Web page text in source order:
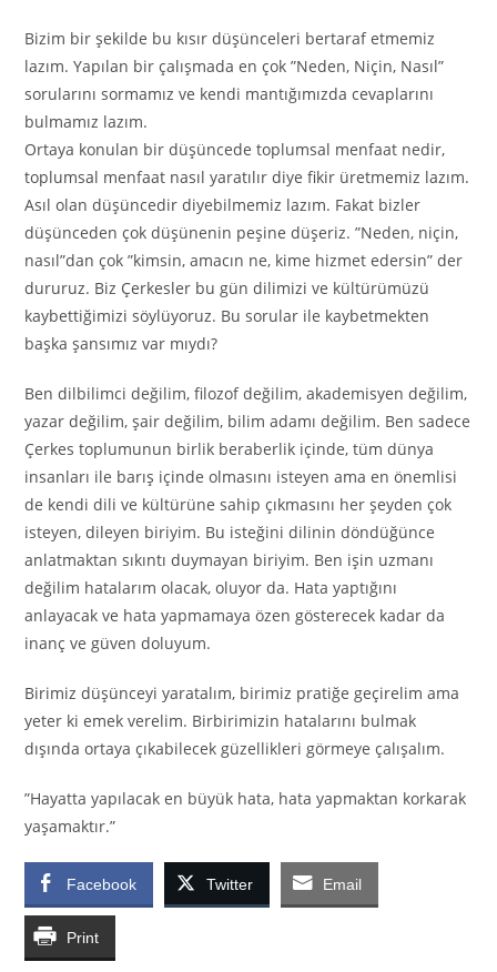
Bizim bir şekilde bu kısır düşünceleri bertaraf etmemiz
lazım. Yapılan bir çalışmada en çok ”Neden, Niçin, Nasıl”
sorularını sormamız ve kendi mantığımızda cevaplarını
bulmamız lazım.
Ortaya konulan bir düşüncede toplumsal menfaat nedir,
toplumsal menfaat nasıl yaratılır diye fikir üretmemiz lazım.
Asıl olan düşüncedir diyebilmemiz lazım. Fakat bizler
düşünceden çok düşünenin peşine düşeriz. ”Neden, niçin,
nasıl”dan çok ”kimsin, amacın ne, kime hizmet edersin” der
dururuz. Biz Çerkesler bu gün dilimizi ve kültürümüzü
kaybettiğimizi söylüyoruz. Bu sorular ile kaybetmekten
başka şansımız var mıydı?
Ben dilbilimci değilim, filozof değilim, akademisyen değilim,
yazar değilim, şair değilim, bilim adamı değilim. Ben sadece
Çerkes toplumunun birlik beraberlik içinde, tüm dünya
insanları ile barış içinde olmasını isteyen ama en önemlisi
de kendi dili ve kültürüne sahip çıkmasını her şeyden çok
isteyen, dileyen biriyim. Bu isteğini dilinin döndüğünce
anlatmaktan sıkıntı duymayan biriyim. Ben işin uzmanı
değilim hatalarım olacak, oluyor da. Hata yaptığını
anlayacak ve hata yapmamaya özen gösterecek kadar da
inanç ve güven doluyum.
Birimiz düşünceyi yaratalım, birimiz pratiğe geçirelim ama
yeter ki emek verelim. Birbirimizin hatalarını bulmak
dışında ortaya çıkabilecek güzellikleri görmeye çalışalım.
”Hayatta yapılacak en büyük hata, hata yapmaktan korkarak
yaşamaktır.”
Facebook Twitter Email
Print